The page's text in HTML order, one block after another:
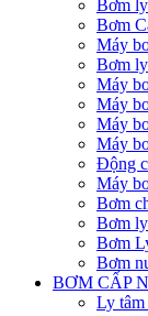
Bơm
Bơm
Máy
Bơm
Máy
​Máy
Máy
Máy
Động
​Máy
Bơm
Bơm
Bơm
Bơm
BƠM CẤP
Ly tâm